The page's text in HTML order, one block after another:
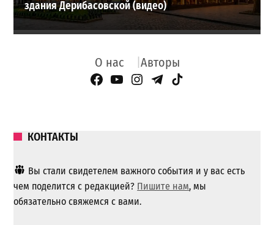
здания Дерибасовской (видео)
О нас Авторы
Facebook Page
YouTube
Instagram
Telegram
TikTok
КОНТАКТЫ
Вы стали свидетелем важного события и у вас есть
чем поделится с редакцией? Пишите нам, мы
обязательно свяжемся с вами.